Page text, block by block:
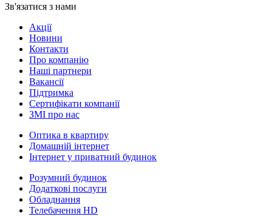
Зв'язатися з нами
Акції
Новини
Контакти
Про компанію
Наші партнери
Вакансії
Підтримка
Сертифікати компанії
ЗМІ про нас
Оптика в квартиру
Домашній інтернет
Інтернет у приватний будинок
Розумний будинок
Додаткові послуги
Обладнання
Телебачення HD